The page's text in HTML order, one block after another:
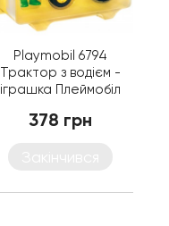
Playmobil 6794
Трактор з водієм -
іграшка Плеймобіл
378 грн